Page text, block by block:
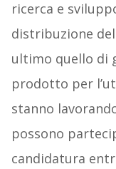
ricerca e
distribuzione
ultimo quello di
prodotto per
stanno
possono
candidatura